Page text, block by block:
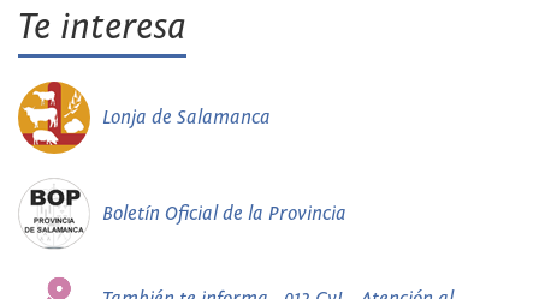
Te interesa
Lonja de Salamanca
Boletín Oficial de la Provincia